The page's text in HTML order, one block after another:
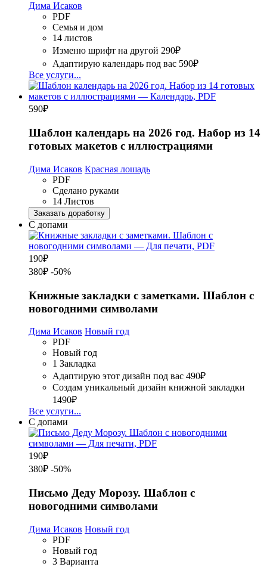
Дима Исаков
PDF
Семья и дом
14 листов
Изменю шрифт на другой 290₽
Адаптирую календарь под вас 590₽
Все услуги...
590₽
Шаблон календарь на 2026 год. Набор из 14
готовых макетов с иллюстрациями
Дима Исаков Красная лошадь
PDF
Сделано руками
14 Листов
Заказать доработку
С допами
190₽
380₽ -50%
Книжные закладки с заметками. Шаблон с
новогодними символами
Дима Исаков Новый год
PDF
Новый год
1 Закладка
Адаптирую этот дизайн под вас 490₽
Создам уникальный дизайн книжной закладки
1490₽
Все услуги...
С допами
190₽
380₽ -50%
Письмо Деду Морозу. Шаблон с
новогодними символами
Дима Исаков Новый год
PDF
Новый год
3 Варианта